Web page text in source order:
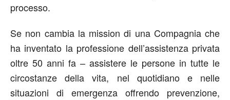
processo.
Se non cambia la mission di una Compagnia che
ha inventato la professione dell’assistenza privata
oltre 50 anni fa – assistere le persone in tutte le
circostanze della vita, nel quotidiano e nelle
situazioni di emergenza offrendo prevenzione,